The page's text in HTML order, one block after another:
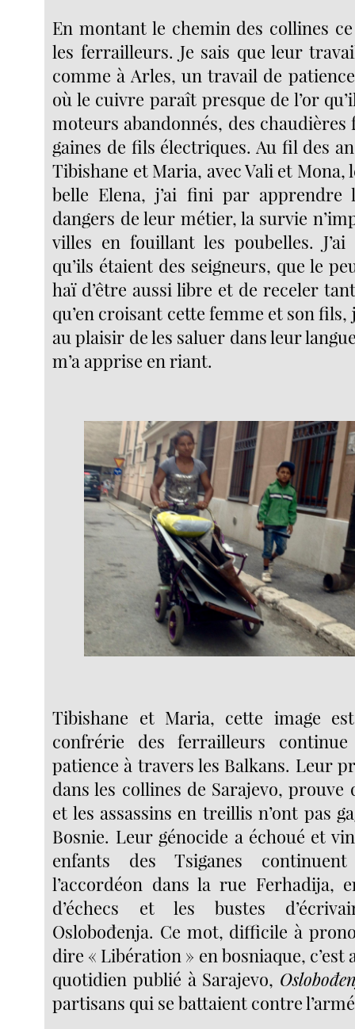
En montant le chemin des collines
les ferrailleurs. Je sais que leur
comme à Arles, un travail de
où le cuivre paraît presque de l’or
moteurs abandonnés, des chaudières
gaines de fils électriques. Au fil des
Tibishane et Maria, avec Vali et Mona,
belle Elena, j’ai fini par apprendre
dangers de leur métier, la survie
villes en fouillant les poubelles.
qu’ils étaient des seigneurs, que le
haï d’être aussi libre et de receler
qu’en croisant cette femme et son fils,
au plaisir de les saluer dans leur
m’a apprise en riant.
Tibishane et Maria, cette image
confrérie des ferrailleurs
patience à travers les Balkans. Leur
dans les collines de Sarajevo, prouve
et les assassins en treillis n’ont pas
Bosnie. Leur génocide a échoué et
enfants des Tsiganes
l’accordéon dans la rue Ferhadija,
d’échecs et les bustes
Oslobođenja. Ce mot, difficile à
dire « Libération » en bosniaque, c’est
quotidien publié à Sarajevo,
partisans qui se battaient contre